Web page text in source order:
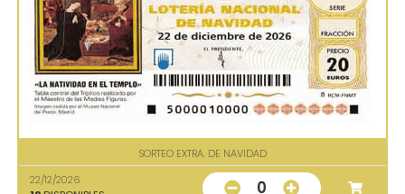
SORTEO EXTRA. DE NAVIDAD
22/12/2026
0